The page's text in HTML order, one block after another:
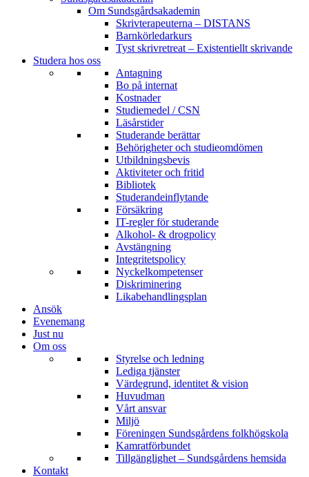
Om Sundsgårdsakademin
Skrivterapeuterna – DISTANS
Barnkörledarkurs
Tyst skrivretreat – Existentiellt skrivande
Studera hos oss
Antagning
Bo på internat
Kostnader
Studiemedel / CSN
Läsårstider
Studerande berättar
Behörigheter och studieomdömen
Utbildningsbevis
Aktiviteter och fritid
Bibliotek
Studerandeinflytande
Försäkring
IT-regler för studerande
Alkohol- & drogpolicy
Avstängning
Integritetspolicy
Nyckelkompetenser
Diskriminering
Likabehandlingsplan
Ansök
Evenemang
Just nu
Om oss
Styrelse och ledning
Lediga tjänster
Värdegrund, identitet & vision
Huvudman
Vårt ansvar
Miljö
Föreningen Sundsgårdens folkhögskola
Kamratförbundet
Tillgänglighet – Sundsgårdens hemsida
Kontakt